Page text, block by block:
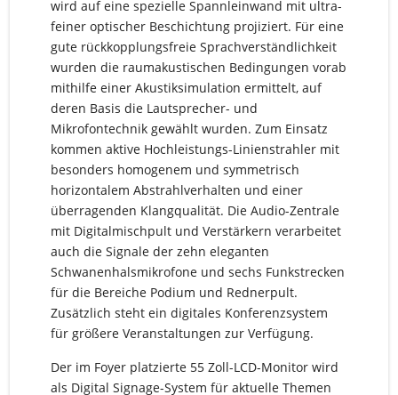
wird auf eine spezielle Spannleinwand mit ultra-
feiner optischer Beschichtung projiziert. Für eine
gute rückkopplungsfreie Sprachverständlichkeit
wurden die raumakustischen Bedingungen vorab
mithilfe einer Akustiksimulation ermittelt, auf
deren Basis die Lautsprecher- und
Mikrofontechnik gewählt wurden. Zum Einsatz
kommen aktive Hochleistungs-Linienstrahler mit
besonders homogenem und symmetrisch
horizontalem Abstrahlverhalten und einer
überragenden Klangqualität. Die Audio-Zentrale
mit Digitalmischpult und Verstärkern verarbeitet
auch die Signale der zehn eleganten
Schwanenhalsmikrofone und sechs Funkstrecken
für die Bereiche Podium und Rednerpult.
Zusätzlich steht ein digitales Konferenzsystem
für größere Veranstaltungen zur Verfügung.
Der im Foyer platzierte 55 Zoll-LCD-Monitor wird
als Digital Signage-System für aktuelle Themen